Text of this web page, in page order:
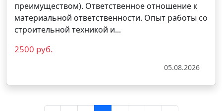
преимуществом). Ответственное отношение к
материальной ответственности. Опыт работы со
строительной техникой и...
2500 руб.
05.08.2026